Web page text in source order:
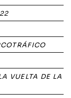
VUELTA DE LA